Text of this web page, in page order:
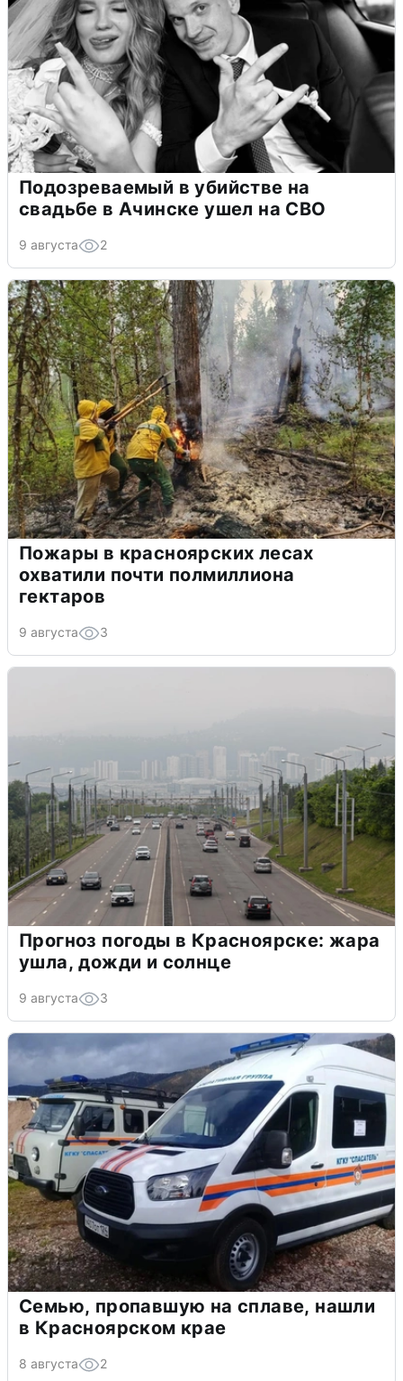
Подозреваемый в убийстве на
свадьбе в Ачинске ушел на СВО
9 августа 2
Пожары в красноярских лесах
охватили почти полмиллиона
гектаров
9 августа 3
Прогноз погоды в Красноярске: жара
ушла, дожди и солнце
9 августа 3
Семью, пропавшую на сплаве, нашли
в Красноярском крае
8 августа 2